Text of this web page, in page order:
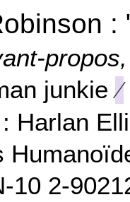
:
junkie ⁄
Harlan
10 2-